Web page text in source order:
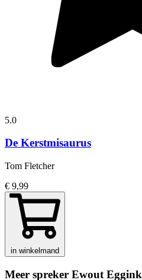
5.0
De Kerstmisaurus
Tom Fletcher
€ 9,99
in winkelmand
Meer spreker Ewout Eggink